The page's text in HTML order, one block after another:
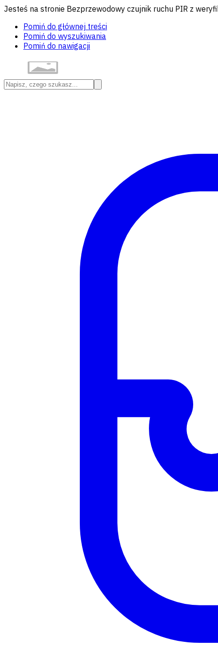
Jesteś na stronie Bezprzewodowy czujnik ruchu PIR z
Pomiń do głównej treści
Pomiń do wyszukiwania
Pomiń do nawigacji